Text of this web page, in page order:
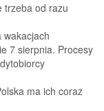
trzeba od razu
wakacjach
7 sierpnia. Procesy
ma ich coraz